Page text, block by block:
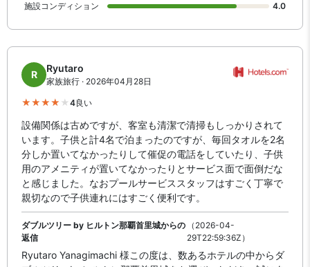
施設コンディション
4.0
R
Ryutaro
家族旅行 · 2026年04月28日
4良い
設備関係は古めですが、客室も清潔で清掃もしっかりされて
います。子供と計4名で泊まったのですが、毎回タオルを2名
分しか置いてなかったりして催促の電話をしていたり、子供
用のアメニティが置いてなかったりとサービス面で面倒だな
と感じました。なおプールサービススタッフはすごく丁寧で
親切なので子供連れにはすごく便利です。
ダブルツリー by ヒルトン那覇首里城からの
返信
（2026-04-
29T22:59:36Z）
Ryutaro Yanagimachi 様この度は、数あるホテルの中からダ